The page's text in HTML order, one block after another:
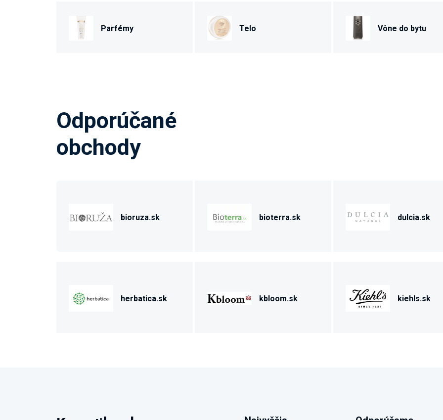
Parfémy Telo Vône do bytu
Odporúčané
obchody
bioruza.sk bioterra.sk dulcia.sk
herbatica.sk kbloom.sk kiehls.sk